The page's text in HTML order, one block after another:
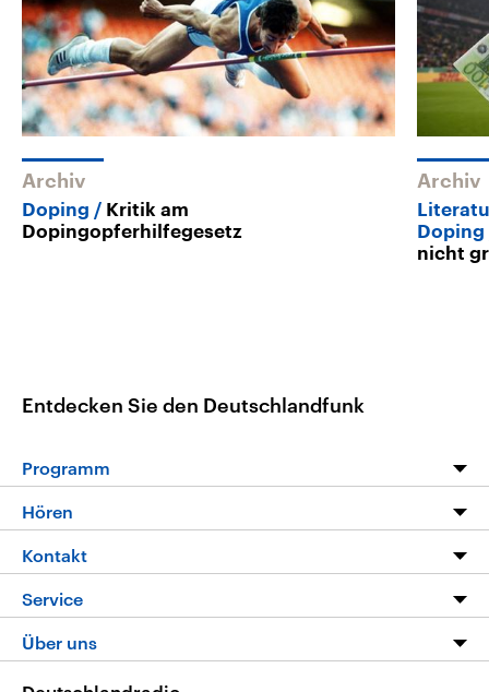
Archiv
Doping
Kritik am
Dopingopferhilfegesetz
Archiv
Doping
nicht
Entdecken Sie den Deutschlandfunk
Programm
Programm
Die Nachrichten
Nachrichtenleicht
Neue Beiträge auf dlf.de
Hören
Livestream
Podcasts
Deutschlandfunk App
Kontakt
Hörerservice
Service
FAQ
Über uns